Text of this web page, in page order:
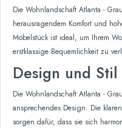
Die Wohnlandschaft Atlanta -
herausragendem Komfort und
Möbelstück ist ideal, um Ihrem
erstklassige Bequemlichkeit zu
Design und Stil
Die Wohnlandschaft Atlanta -
ansprechendes Design. Die
sorgen dafür, dass sie sich